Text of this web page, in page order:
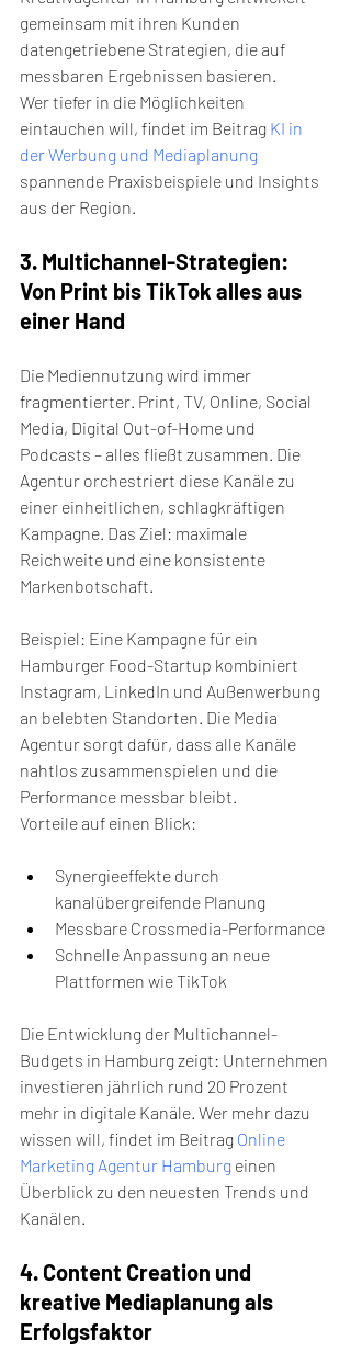
gemeinsam mit ihren Kunden
datengetriebene Strategien, die auf
messbaren Ergebnissen basieren.
Wer tiefer in die Möglichkeiten
eintauchen will, findet im Beitrag KI in
der Werbung und Mediaplanung
spannende Praxisbeispiele und Insights
aus der Region.
3. Multichannel-Strategien:
Von Print bis TikTok alles aus
einer Hand
Die Mediennutzung wird immer
fragmentierter. Print, TV, Online, Social
Media, Digital Out-of-Home und
Podcasts – alles fließt zusammen. Die
Agentur orchestriert diese Kanäle zu
einer einheitlichen, schlagkräftigen
Kampagne. Das Ziel: maximale
Reichweite und eine konsistente
Markenbotschaft.
Beispiel: Eine Kampagne für ein
Hamburger Food-Startup kombiniert
Instagram, LinkedIn und Außenwerbung
an belebten Standorten. Die Media
Agentur sorgt dafür, dass alle Kanäle
nahtlos zusammenspielen und die
Performance messbar bleibt.
Vorteile auf einen Blick:
Synergieeffekte durch
kanalübergreifende Planung
Messbare Crossmedia-Performance
Schnelle Anpassung an neue
Plattformen wie TikTok
Die Entwicklung der Multichannel-
Budgets in Hamburg zeigt: Unternehmen
investieren jährlich rund 20 Prozent
mehr in digitale Kanäle. Wer mehr dazu
wissen will, findet im Beitrag Online
Marketing Agentur Hamburg einen
Überblick zu den neuesten Trends und
Kanälen.
4. Content Creation und
kreative Mediaplanung als
Erfolgsfaktor